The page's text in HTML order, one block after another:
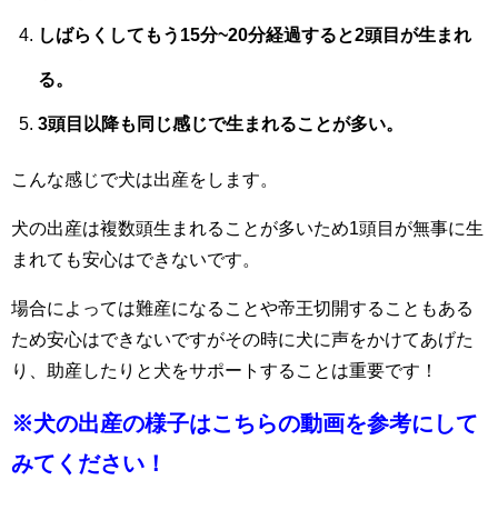
しばらくしてもう15分~20分経過すると2頭目が生まれ
る。
3頭目以降も同じ感じで生まれることが多い。
こんな感じで犬は出産をします。
犬の出産は複数頭生まれることが多いため1頭目が無事に生
まれても安心はできないです。
場合によっては難産になることや帝王切開することもある
ため安心はできないですがその時に犬に声をかけてあげた
り、助産したりと犬をサポートすることは重要です！
※犬の出産の様子はこちらの動画を参考にして
みてください！